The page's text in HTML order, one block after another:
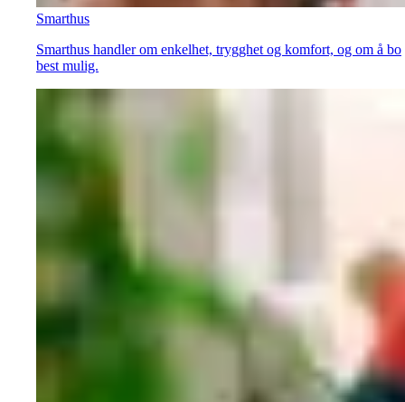
Smarthus
Smarthus handler om enkelhet, trygghet og komfort, og om å bo
best mulig.